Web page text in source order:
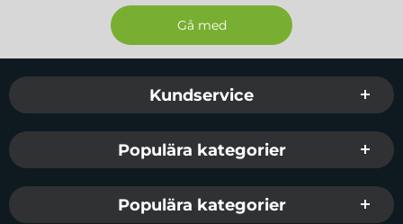
Sidfot Blandad info och länkar
Kundservice
Populära kategorier
Populära kategorier